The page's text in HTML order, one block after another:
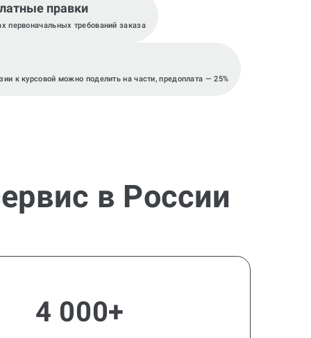
правки
первоначальных требований заказа
к курсовой можно поделить на части, предоплата — 25%
в России
4 000+